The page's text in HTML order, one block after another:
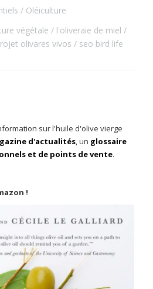
Oléiculture
végétale
l'oliveraie de miel
olivares vivos seo bird life
sur l'huile d'olive vierge
d'actualités, un glossaire
et de points de vente.
!